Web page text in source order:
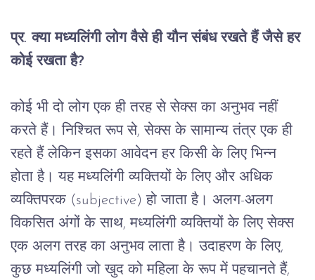
प्र. क्या मध्यलिंगी लोग वैसे ही यौन संबंध रखते हैं जैसे हर
कोई रखता है?
कोई भी दो लोग एक ही तरह से सेक्स का अनुभव नहीं
करते हैं। निश्चित रूप से, सेक्स के सामान्य तंत्र एक ही
रहते हैं लेकिन इसका आवेदन हर किसी के लिए भिन्न
होता है। यह मध्यलिंगी व्यक्तियों के लिए और अधिक
व्यक्तिपरक (subjective) हो जाता है। अलग-अलग
विकसित अंगों के साथ, मध्यलिंगी व्यक्तियों के लिए सेक्स
एक अलग तरह का अनुभव लाता है। उदाहरण के लिए,
कुछ मध्यलिंगी जो खुद को महिला के रूप में पहचानते हैं,